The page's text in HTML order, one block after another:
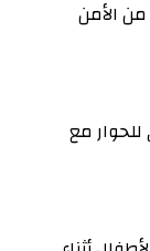
اﻷﻣﻦ
مع